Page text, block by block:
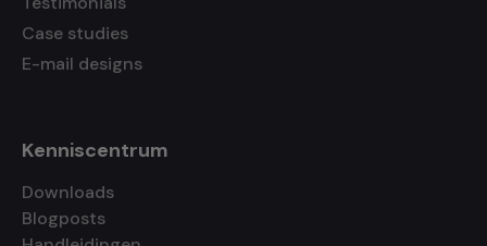
Case studies
E-mail designs
Kenniscentrum
Downloads
Blogposts